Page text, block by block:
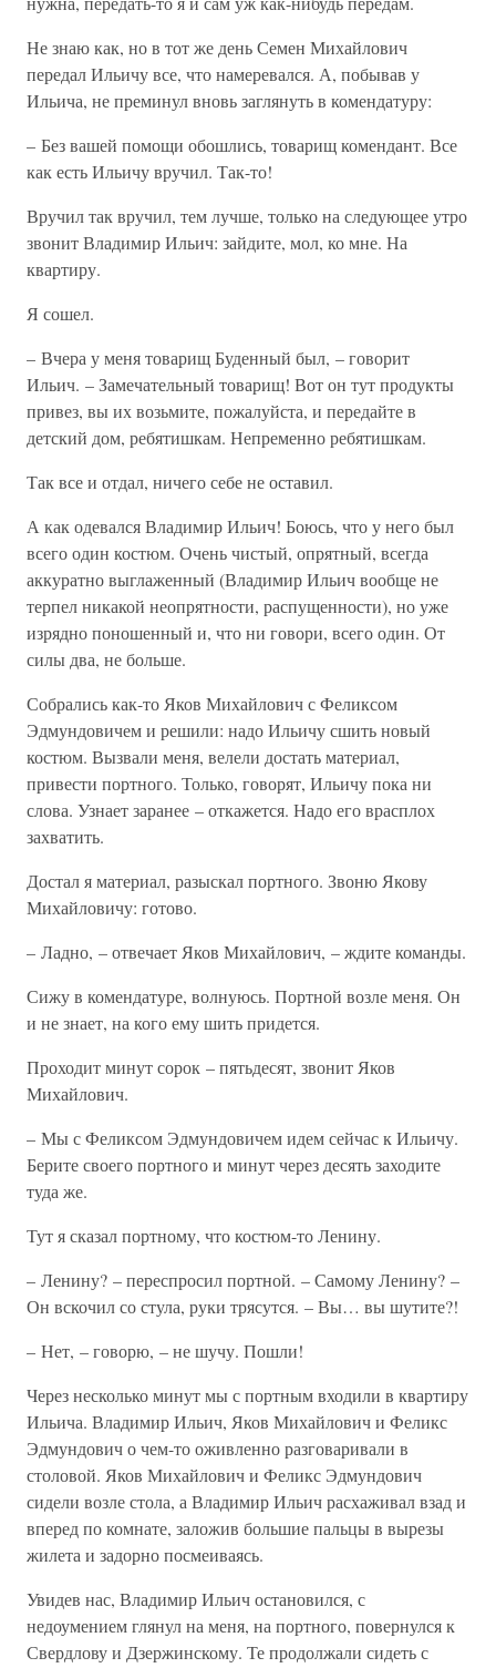
Не знаю как, но в тот же день Семен Михайлович
передал Ильичу все, что намеревался. А, побывав у
Ильича, не преминул вновь заглянуть в комендатуру:
– Без вашей помощи обошлись, товарищ комендант. Все
как есть Ильичу вручил. Так-то!
Вручил так вручил, тем лучше, только на следующее утро
звонит Владимир Ильич: зайдите, мол, ко мне. На
квартиру.
Я сошел.
– Вчера у меня товарищ Буденный был, – говорит
Ильич. – Замечательный товарищ! Вот он тут продукты
привез, вы их возьмите, пожалуйста, и передайте в
детский дом, ребятишкам. Непременно ребятишкам.
Так все и отдал, ничего себе не оставил.
А как одевался Владимир Ильич! Боюсь, что у него был
всего один костюм. Очень чистый, опрятный, всегда
аккуратно выглаженный (Владимир Ильич вообще не
терпел никакой неопрятности, распущенности), но уже
изрядно поношенный и, что ни говори, всего один. От
силы два, не больше.
Собрались как-то Яков Михайлович с Феликсом
Эдмундовичем и решили: надо Ильичу сшить новый
костюм. Вызвали меня, велели достать материал,
привести портного. Только, говорят, Ильичу пока ни
слова. Узнает заранее – откажется. Надо его врасплох
захватить.
Достал я материал, разыскал портного. Звоню Якову
Михайловичу: готово.
– Ладно, – отвечает Яков Михайлович, – ждите команды.
Сижу в комендатуре, волнуюсь. Портной возле меня. Он
и не знает, на кого ему шить придется.
Проходит минут сорок – пятьдесят, звонит Яков
Михайлович.
– Мы с Феликсом Эдмундовичем идем сейчас к Ильичу.
Берите своего портного и минут через десять заходите
туда же.
Тут я сказал портному, что костюм-то Ленину.
– Ленину? – переспросил портной. – Самому Ленину? –
Он вскочил со стула, руки трясутся. – Вы… вы шутите?!
– Нет, – говорю, – не шучу. Пошли!
Через несколько минут мы с портным входили в квартиру
Ильича. Владимир Ильич, Яков Михайлович и Феликс
Эдмундович о чем-то оживленно разговаривали в
столовой. Яков Михайлович и Феликс Эдмундович
сидели возле стола, а Владимир Ильич расхаживал взад и
вперед по комнате, заложив большие пальцы в вырезы
жилета и задорно посмеиваясь.
Увидев нас, Владимир Ильич остановился, с
недоумением глянул на меня, на портного, повернулся к
Свердлову и Дзержинскому. Те продолжали сидеть с